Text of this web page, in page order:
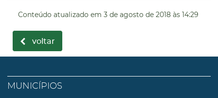
Conteúdo atualizado em 3 de agosto de 2018 às 14:29
voltar
MUNICÍPIOS